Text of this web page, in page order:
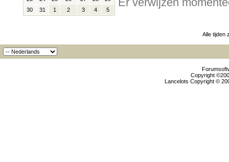
30
31 1 2 3 4 5
Alle tijden
Copyright
Lancelots Copyright ©